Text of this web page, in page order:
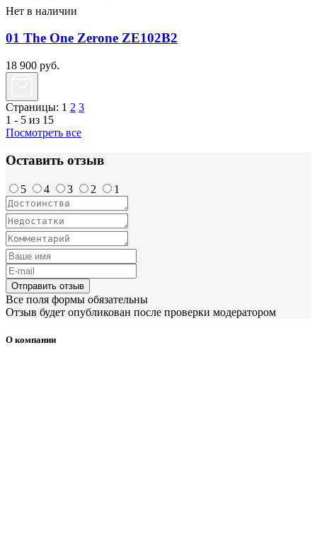
Нет в наличии
01 The One Zerone ZE102B2
18 900 руб.
Страницы: 1 2 3
1 - 5 из 15
Посмотреть все
Оставить отзыв
5 4 3 2 1
Отправить отзыв
Все поля формы обязательны
Отзыв будет опубликован после проверки модератором
О компании